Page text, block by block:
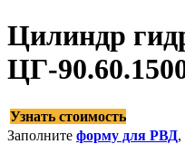
Цилиндр
ЦГ-
Узнать стоимость
Заполните форму для РВД,